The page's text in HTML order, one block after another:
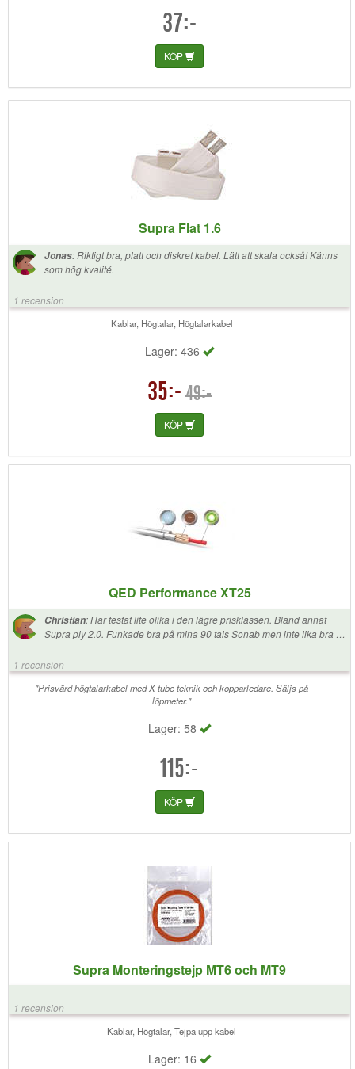
37:-
KÖP
Supra Flat 1.6
Jonas:Riktigt bra, platt och diskret kabel. Lätt att skala också! Känns
som hög kvalité.
1 recension
Kablar, Högtalar, Högtalarkabel
Lager: 436
35:- 49:-
KÖP
QED Performance XT25
Christian:Har testat lite olika i den lägre prisklassen. Bland annat
Supra ply 2.0. Funkade bra på mina 90 tals Sonab men inte lika bra på
mig inte, direkt betydligt bättre stereobild, lät i det korta test jag gjorde
som att ibland artisten klev ut ur högtalarna. Qed vs Supra ply 2.0, som
att gå från gammal färgtv till ultra HD, Qed vs några halvdyra från Wish.
rekommendera dessa. Dock köpte jag en meter för lite, så Supra ply
1 recension
"Prisvärd högtalarkabel med X-tube teknik och kopparledare. Säljs på
löpmeter."
Lager: 58
115:-
KÖP
Supra Monteringstejp MT6 och MT9
1 recension
Kablar, Högtalar, Tejpa upp kabel
Lager: 16